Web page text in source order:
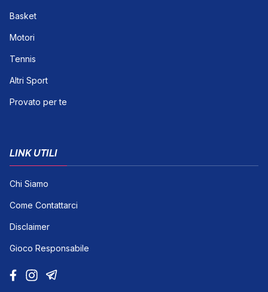
Basket
Motori
Tennis
Altri Sport
Provato per te
LINK UTILI
Chi Siamo
Come Contattarci
Disclaimer
Gioco Responsabile